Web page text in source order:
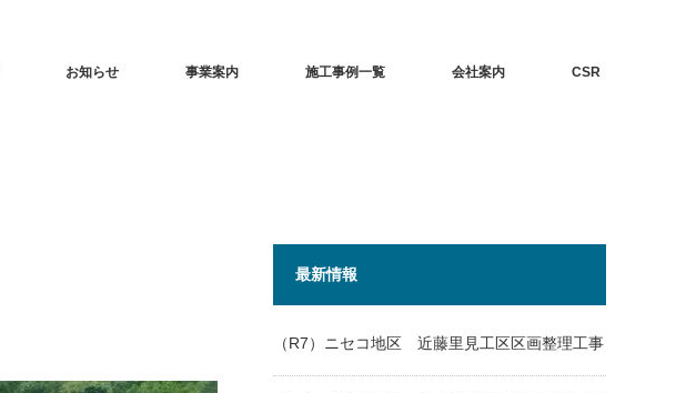
お知らせ 事業案内 施工事例一覧 会社案内 CSR
最新情報
（R7）ニセコ地区 近藤里見工区区画整理工事